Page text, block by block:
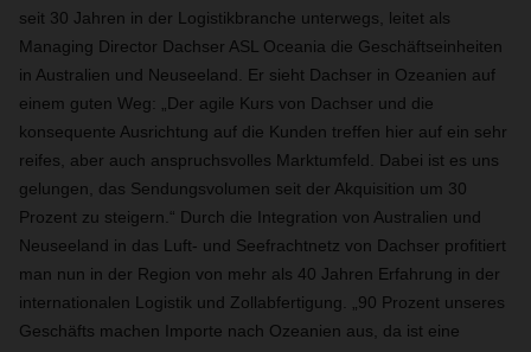
seit 30 Jahren in der Logistikbranche unterwegs, leitet als
Managing Director Dachser ASL Oceania die Geschäftseinheiten
in Australien und Neuseeland. Er sieht Dachser in Ozeanien auf
einem guten Weg: „Der agile Kurs von Dachser und die
konsequente Ausrichtung auf die Kunden treffen hier auf ein sehr
reifes, aber auch anspruchsvolles Marktumfeld. Dabei ist es uns
gelungen, das Sendungsvolumen seit der Akquisition um 30
Prozent zu steigern.“ Durch die Integration von Australien und
Neuseeland in das Luft- und Seefrachtnetz von Dachser profitiert
man nun in der Region von mehr als 40 Jahren Erfahrung in der
internationalen Logistik und Zollabfertigung. „90 Prozent unseres
Geschäfts machen Importe nach Ozeanien aus, da ist eine